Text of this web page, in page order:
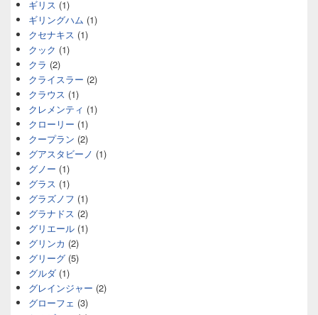
ギリス (1)
ギリングハム (1)
クセナキス (1)
クック (1)
クラ (2)
クライスラー (2)
クラウス (1)
クレメンティ (1)
クローリー (1)
クープラン (2)
グアスタビーノ (1)
グノー (1)
グラス (1)
グラズノフ (1)
グラナドス (2)
グリエール (1)
グリンカ (2)
グリーグ (5)
グルダ (1)
グレインジャー (2)
グローフェ (3)